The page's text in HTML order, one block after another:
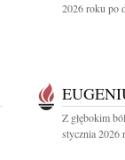
2026 roku po
Z głębokim
stycznia 2026